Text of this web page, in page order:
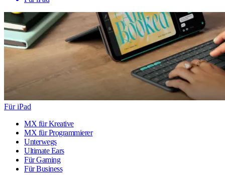
Für iPad
MX für Kreative
MX für Programmierer
Unterwegs
Ultimate Ears
Für Gaming
Für Business